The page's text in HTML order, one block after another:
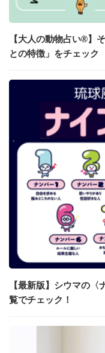
【大人の動物占い®】
との特徴」をチェック
【最新版】シウマの
覧でチェック！